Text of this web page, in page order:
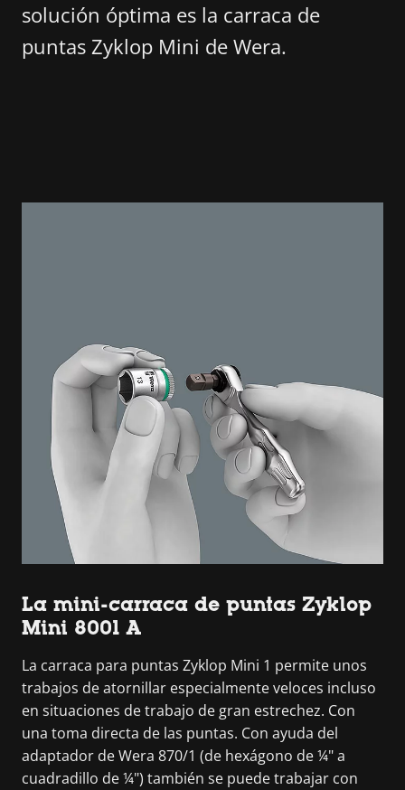
solución óptima es la carraca de
puntas Zyklop Mini de Wera.
La mini-carraca de puntas Zyklop
Mini 8001 A
La carraca para puntas Zyklop Mini 1 permite unos
trabajos de atornillar especialmente veloces incluso
en situaciones de trabajo de gran estrechez. Con
una toma directa de las puntas. Con ayuda del
adaptador de Wera 870/1 (de hexágono de ¼" a
cuadradillo de ¼") también se puede trabajar con